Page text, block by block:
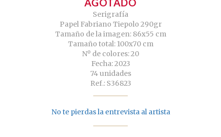
AGOTADO
Serigrafía
Papel Fabriano Tiepolo 290gr
Tamaño de la imagen: 86x55 cm
Tamaño total: 100x70 cm
Nº de colores: 20
Fecha: 2023
74 unidades
Ref.: S36823
No te pierdas la entrevista al artista